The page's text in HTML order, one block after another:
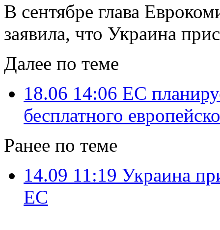
В сентябре глава
заявила, что Украина
Далее по теме
18.06 14:06 ЕС
бесплатного
Ранее по теме
14.09 11:19 Украина
ЕС